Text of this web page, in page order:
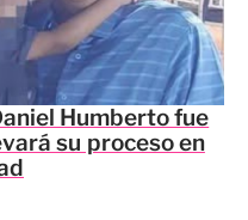
Humberto fue
su proceso en